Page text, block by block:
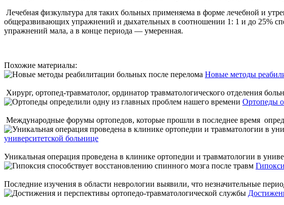
Лечебная физкультура для таких больных применяема в форме лечебной и
общеразвивающих упражнений и дыхательных в соотношении 1: 1 и до 25%
упражнений мала, а в конце периода — умеренная.
Похожие материалы:
Новые методы
Хирург, ортопед-травматолог, ординатор травматологического отделения
Ортопеды
Международные форумы ортопедов, которые прошли в последнее время
университетской больнице
Уникальная операция проведена в клинике ортопедии и травматологии в
Последние изучения в области неврологии выявили, что незначительные